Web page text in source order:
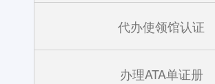
代办使领馆认证
办理ATA单证册